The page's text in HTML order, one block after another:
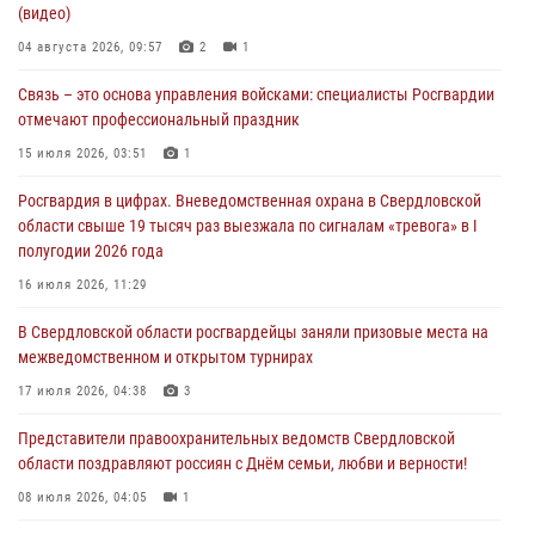
города в Екатеринбурге
03 августа 2026, 07:43 3
Росгвардия приняла участие в межведомственном
антитеррористическом учении в Свердловской области
31 июля 2026, 12:27 1
Росгвардия обеспечивает безопасность граждан на южном
направлении
31 июля 2026, 06:56
рассказал об итогах работы подразделения в эфире телекомпании
«Телекон»
30 июля 2026, 11:33 1
(видео)
04 августа 2026, 09:57 2 1
Связь – это основа управления войсками: специалисты Росгвардии
отмечают профессиональный праздник
15 июля 2026, 03:51 1
Росгвардия в цифрах. Вневедомственная охрана в Свердловской
области свыше 19 тысяч раз выезжала по сигналам «тревога» в I
полугодии 2026 года
16 июля 2026, 11:29
В Свердловской области росгвардейцы заняли призовые места на
межведомственном и открытом турнирах
17 июля 2026, 04:38 3
Представители правоохранительных ведомств Свердловской
области поздравляют россиян с Днём семьи, любви и верности!
08 июля 2026, 04:05 1